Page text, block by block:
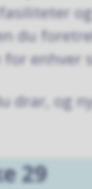
du
enhver
drar, og
29